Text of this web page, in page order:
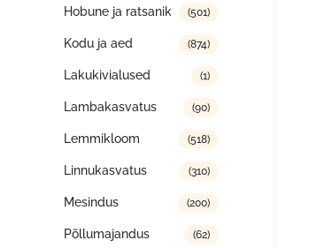
Hobune ja ratsanik (501)
Kodu ja aed (874)
Lakukivialused (1)
Lambakasvatus (90)
Lemmikloom (518)
Linnukasvatus (310)
Mesindus (200)
Põllumajandus (62)